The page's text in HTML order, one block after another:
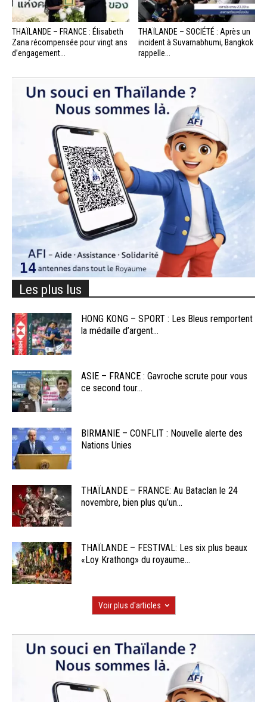
THAÏLANDE – FRANCE : Élisabeth
Zana récompensée pour vingt ans
d’engagement...
THAÏLANDE – SOCIÉTÉ : Après un
incident à Suvarnabhumi, Bangkok
rappelle...
Les plus lus
HONG KONG – SPORT : Les Bleus remportent
la médaille d’argent...
ASIE – FRANCE : Gavroche scrute pour vous
ce second tour...
BIRMANIE – CONFLIT : Nouvelle alerte des
Nations Unies
THAÏLANDE – FRANCE: Au Bataclan le 24
novembre, bien plus qu’un...
THAÏLANDE – FESTIVAL: Les six plus beaux
«Loy Krathong» du royaume...
Voir plus d'articles